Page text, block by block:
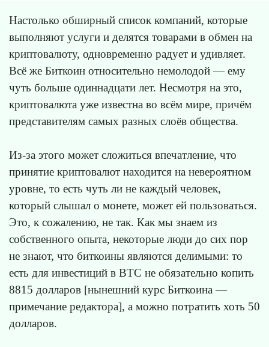
Настолько обширный список компаний, которые
выполняют услуги и делятся товарами в обмен на
криптовалюту, одновременно радует и удивляет.
Всё же Биткоин относительно немолодой — ему
чуть больше одиннадцати лет. Несмотря на это,
криптовалюта уже известна во всём мире, причём
представителям самых разных слоёв общества.
Из-за этого может сложиться впечатление, что
принятие криптовалют находится на невероятном
уровне, то есть чуть ли не каждый человек,
который слышал о монете, может ей пользоваться.
Это, к сожалению, не так. Как мы знаем из
собственного опыта, некоторые люди до сих пор
не знают, что биткоины являются делимыми: то
есть для инвестиций в BTC не обязательно копить
8815 долларов [нынешний курс Биткоина —
примечание редактора], а можно потратить хоть 50
долларов.